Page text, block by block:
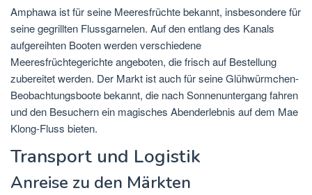
Amphawa ist für seine Meeresfrüchte bekannt, insbesondere für
seine gegrillten Flussgarnelen. Auf den entlang des Kanals
aufgereihten Booten werden verschiedene
Meeresfrüchtegerichte angeboten, die frisch auf Bestellung
zubereitet werden. Der Markt ist auch für seine Glühwürmchen-
Beobachtungsboote bekannt, die nach Sonnenuntergang fahren
und den Besuchern ein magisches Abenderlebnis auf dem Mae
Klong-Fluss bieten.
Transport und Logistik
Anreise zu den Märkten